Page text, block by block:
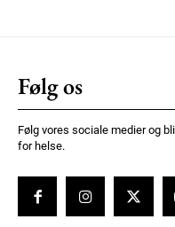
Følg os
Følg vores sociale medier og
for helse.